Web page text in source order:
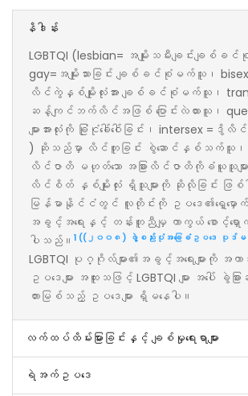
နိဒါန်း
LGBTQI (lesbian= အမျိုးသမီးချင်းချစ်
gay=အမျိုးသားခြင်း ချစ်ခင်စုံမက်သူ၊
လိင်ကွဲနှစ်မျိုးလုံးအား ချစ်ခင်စုံမက်သူ၊
ဆန့်ကျင်ဘက်လိင်အဖြစ် ပြောင်းလဲထားသူ၊
များအားလုံးကို ခြုံငုံခေါ်ဝေါ်ခြင်း၊ intersex =ဒွိလိ
) ဆိုသည်မှာ လိင်တူခြင်း စွဲဆောင်နှစ်သက်သူ၊ မိ
လိင်ဇာတိ မဟုတ်သော အခြားလိင်ဇာတိကိုခံယူသူမျာ
လိင်စိတ် နှစ်မျိုးလုံး ရှိသူများကို ဆိုလိုခြင်း ဖြ
မြန်မာနိုင်ငံတွင် လူတိုင်းကို ဥပဒေ၏ရှေ့မှေ
အခွင့်အရေးနှင့် တန်းတူညီမျှ ကာကွယ် စောင့်ရှောက်မှုမ
ပါသည်။ 1 ((၂၀၀၈) ဖွဲ့စည်းပုံအခြေခံဥပဒေ ပုဒ်
LGBTQI ပုဂ္ဂိုလ်များ၏အခွင့်အရေးများကို အ
ဥပဒေများ အထူးသဖြင့် LGBTQI များ အပေါ် ခွဲခြ
တားမြစ်သည့် ဥပဒေများ ရှိမနေပါ။
လက်ထပ်ထိမ်းမြားခြင်းနှင့် ချစ်မှုရေးရာများ
ရဲအက်ဥပဒေ
Lost password?